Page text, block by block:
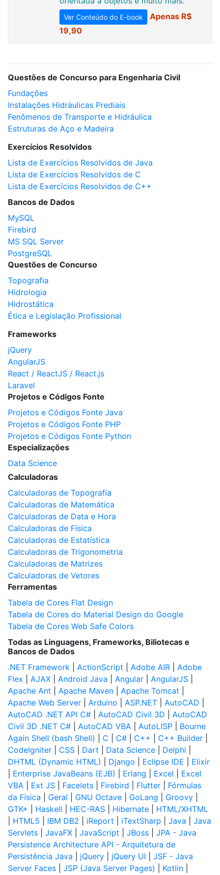
Ver Conteúdo do E-book
Apenas R$
19,90
Questões de Concurso para Engenharia Civil
Fundações
Instalações Hidráulicas Prediais
Fenômenos de Transporte e Hidráulica
Estruturas de Aço e Madeira
Exercícios Resolvidos
Lista de Exercícios Resolvidos de Java
Lista de Exercícios Resolvidos de C
Lista de Exercícios Resolvidos de C++
Bancos de Dados
MySQL
Firebird
MS SQL Server
PostgreSQL
Questões de Concurso
Topografia
Hidrologia
Hidrostática
Ética e Legislação Profissional
Frameworks
jQuery
AngularJS
React / ReactJS / React.js
Laravel
Projetos e Códigos Fonte
Projetos e Códigos Fonte Java
Projetos e Códigos Fonte PHP
Projetos e Códigos Fonte Python
Especializações
Data Science
Calculadoras
Calculadoras de Topografia
Calculadoras de Matemática
Calculadoras de Data e Hora
Calculadoras de Física
Calculadoras de Estatística
Calculadoras de Trigonometria
Calculadoras de Matrizes
Calculadoras de Vetores
Ferramentas
Tabela de Cores Flat Design
Tabela de Cores do Material Design do Google
Tabela de Cores Web Safe Colors
Todas as Linguagens, Frameworks, Biliotecas e
Bancos de Dados
.NET Framework
ActionScript Adobe AIR
Adobe
Flex
AJAX Android Java Angular AngularJS
Apache Ant
Apache Maven Apache Tomcat
Apache Web Server
Arduino ASP.NET AutoCAD
AutoCAD .NET API C#
AutoCAD Civil 3D
AutoCAD
Civil 3D .NET C#
AutoCAD VBA AutoLISP
Bourne
Again Shell (bash Shell)
C C# C++ C++ Builder
CodeIgniter
CSS Dart Data Science Delphi
DHTML (Dynamic HTML)
Django Eclipse IDE
Elixir
Enterprise JavaBeans (EJB) Erlang Excel
Excel
VBA
Ext JS Facelets Firebird Flutter
Fórmulas
da Física
Geral GNU Octave GoLang Groovy
GTK+
Haskell HEC-RAS Hibernate
HTML/XHTML
HTML5 IBM DB2 iReport iTextSharp Java
Java
Servlets
JavaFX JavaScript JBoss
JPA - Java
Persistence Architecture API - Arquitetura de
Persistência Java
jQuery jQuery UI
JSF - Java
Server Faces
JSP (Java Server Pages) Kotlin